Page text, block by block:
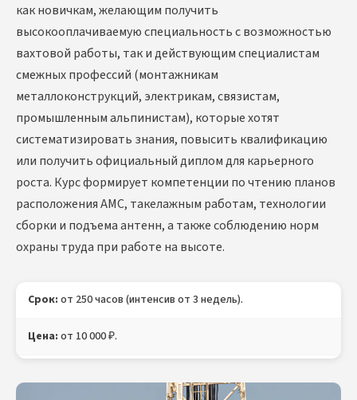
как новичкам, желающим получить
высокооплачиваемую специальность с возможностью
вахтовой работы, так и действующим специалистам
смежных профессий (монтажникам
металлоконструкций, электрикам, связистам,
промышленным альпинистам), которые хотят
систематизировать знания, повысить квалификацию
или получить официальный диплом для карьерного
роста. Курс формирует компетенции по чтению планов
расположения АМС, такелажным работам, технологии
сборки и подъема антенн, а также соблюдению норм
охраны труда при работе на высоте.
Срок: от 250 часов (интенсив от 3 недель).
Цена: от 10 000 ₽.